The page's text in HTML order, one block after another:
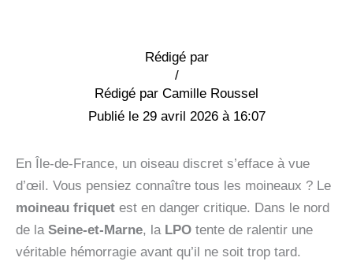
Rédigé par
Camille Roussel
/
29 avril 2026 à 16:07
En Île-de-France, un oiseau discret s’efface à vue
d’œil. Vous pensiez connaître tous les moineaux ? Le
moineau friquet est en danger critique. Dans le nord
de la Seine-et-Marne, la LPO tente de ralentir une
véritable hémorragie avant qu’il ne soit trop tard.